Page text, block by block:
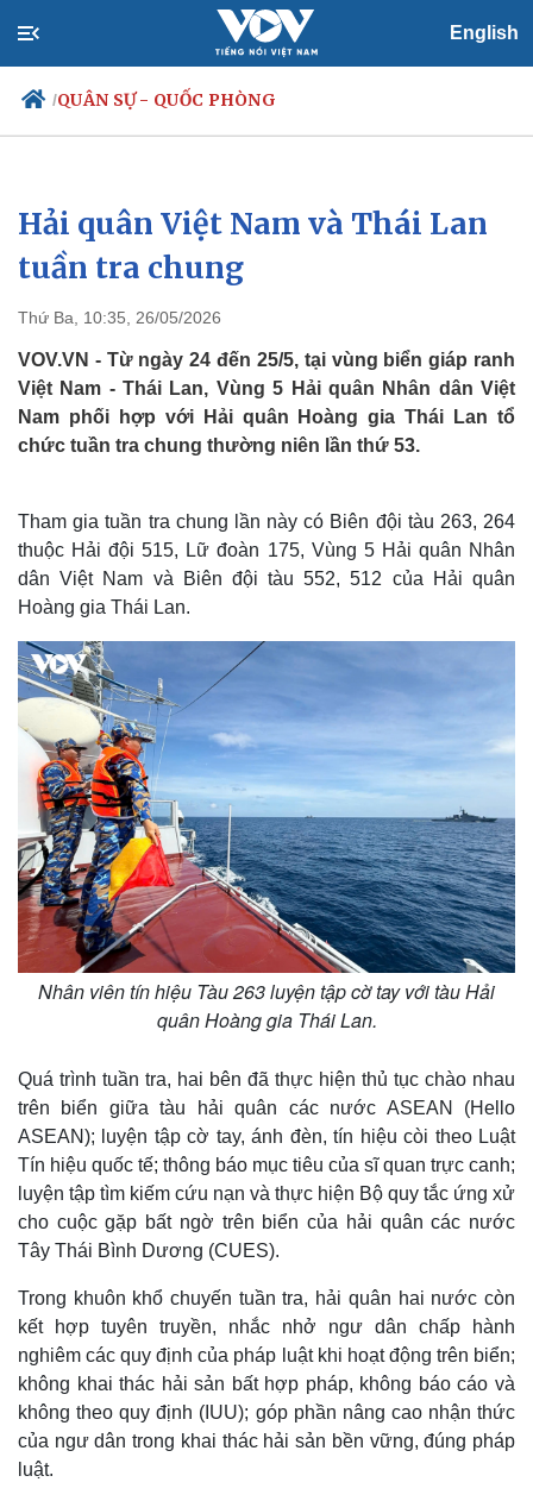
English
/QUÂN SỰ - QUỐC PHÒNG
Chính trị
Đảng
Tổ chức nhân sự
Nhận diện sự thật
Xã hội
Việc làm
Biển đảo
Hải quân Việt Nam và Thái Lan
tuần tra chung
Thứ Ba, 10:35, 26/05/2026
VOV.VN - Từ ngày 24 đến 25/5, tại vùng biển giáp ranh
Việt Nam - Thái Lan, Vùng 5 Hải quân Nhân dân Việt
Nam phối hợp với Hải quân Hoàng gia Thái Lan tổ
chức tuần tra chung thường niên lần thứ 53.
Tham gia tuần tra chung lần này có Biên đội tàu 263, 264
thuộc Hải đội 515, Lữ đoàn 175, Vùng 5 Hải quân Nhân
dân Việt Nam và Biên đội tàu 552, 512 của Hải quân
Hoàng gia Thái Lan.
Nhân viên tín hiệu Tàu 263 luyện tập cờ tay với tàu Hải
quân Hoàng gia Thái Lan.
Quá trình tuần tra, hai bên đã thực hiện thủ tục chào nhau
trên biển giữa tàu hải quân các nước ASEAN (Hello
ASEAN); luyện tập cờ tay, ánh đèn, tín hiệu còi theo Luật
Tín hiệu quốc tế; thông báo mục tiêu của sĩ quan trực canh;
luyện tập tìm kiếm cứu nạn và thực hiện Bộ quy tắc ứng xử
cho cuộc gặp bất ngờ trên biển của hải quân các nước
Tây Thái Bình Dương (CUES).
Trong khuôn khổ chuyến tuần tra, hải quân hai nước còn
kết hợp tuyên truyền, nhắc nhở ngư dân chấp hành
nghiêm các quy định của pháp luật khi hoạt động trên biển;
không khai thác hải sản bất hợp pháp, không báo cáo và
không theo quy định (IUU); góp phần nâng cao nhận thức
của ngư dân trong khai thác hải sản bền vững, đúng pháp
luật.